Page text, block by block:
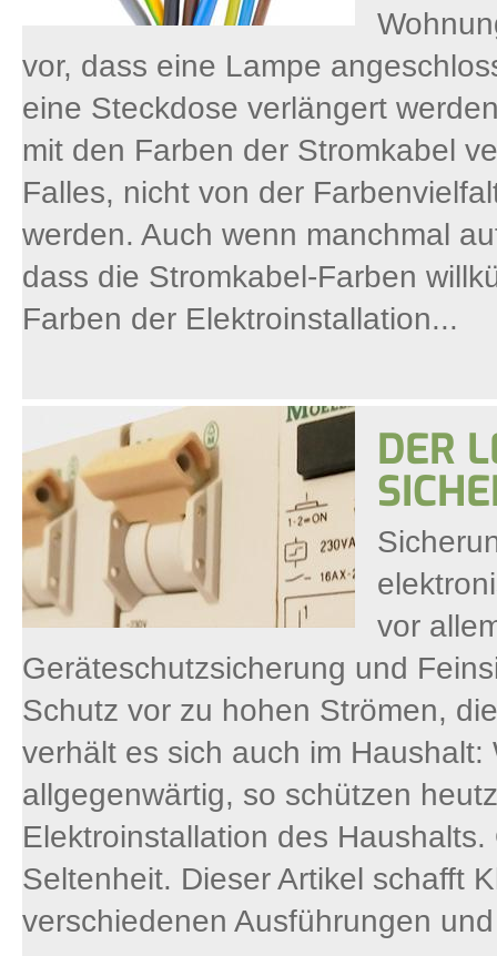
vor, dass eine Lampe
eine Steckdose verlängert
mit den Farben der Stromkabel
Falles, nicht von der
werden. Auch wenn manchmal
dass die Stromkabel-Farben
Farben der Elektroinstallation...
DER
vor
Geräteschutzsicherung und
Schutz vor zu hohen Strömen,
verhält es sich auch im
allgegenwärtig, so schützen
Elektroinstallation des
Seltenheit. Dieser Artikel schafft
verschiedenen Ausführungen